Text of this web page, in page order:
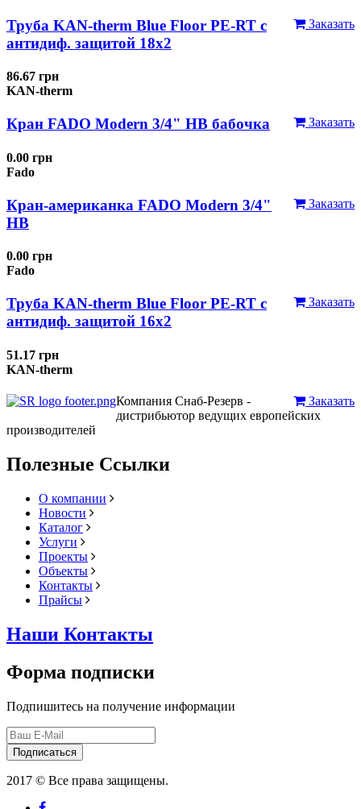
Заказать
Труба KAN-therm Blue Floor PE-RT с
антидиф. защитой 18х2
86.67 грн
KAN-therm
Заказать
Кран FADO Modern 3/4" НВ бабочка
0.00 грн
Fado
Заказать
Кран-американка FADO Modern 3/4"
НВ
0.00 грн
Fado
Заказать
Труба KAN-therm Blue Floor PE-RT с
антидиф. защитой 16х2
51.17 грн
KAN-therm
Заказать
Компания Снаб-Резерв -
дистрибьютор ведущих европейских
производителей
Полезные Ссылки
О компании
Новости
Каталог
Услуги
Проекты
Объекты
Контакты
Прайсы
Наши Контакты
Форма подписки
Подпишитесь на получение информации
Подписаться
2017 © Все права защищены.